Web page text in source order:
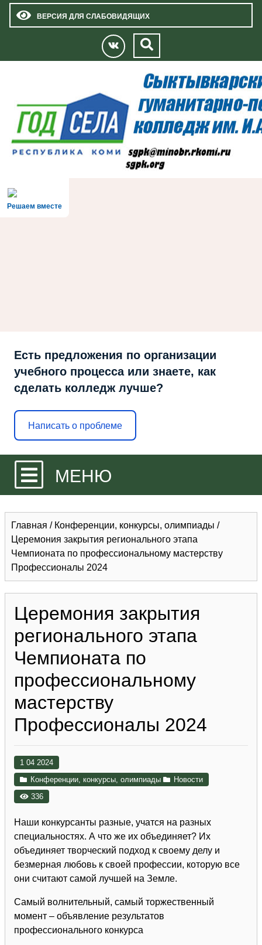
ВЕРСИЯ ДЛЯ СЛАБОВИДЯЩИХ
Решаем вместе
Есть предложения по организации
учебного процесса или знаете, как
сделать колледж лучше?
Написать о проблеме
МЕНЮ
Главная / Конференции, конкурсы, олимпиады /
Церемония закрытия регионального этапа
Чемпионата по профессиональному мастерству
Профессионалы 2024
Церемония закрытия
регионального этапа
Чемпионата по
профессиональному
мастерству
Профессионалы 2024
1 04 2024
Конференции, конкурсы, олимпиады
Новости
336
Наши конкурсанты разные, учатся на разных
специальностях. А что же их объединяет? Их
объединяет творческий подход к своему делу и
безмерная любовь к своей профессии, которую все
они считают самой лучшей на Земле.
Самый волнительный, самый торжественный
момент – объявление результатов
профессионального конкурса